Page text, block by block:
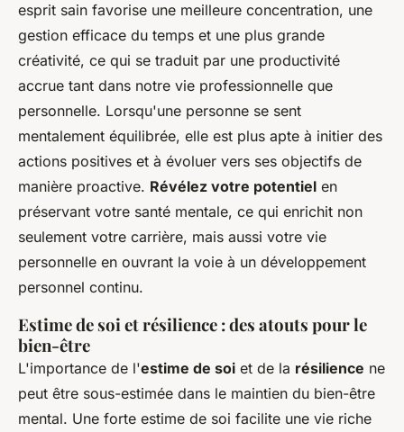
esprit sain favorise une meilleure concentration, une
gestion efficace du temps et une plus grande
créativité, ce qui se traduit par une productivité
accrue tant dans notre vie professionnelle que
personnelle. Lorsqu'une personne se sent
mentalement équilibrée, elle est plus apte à initier des
actions positives et à évoluer vers ses objectifs de
manière proactive. Révélez votre potentiel en
préservant votre santé mentale, ce qui enrichit non
seulement votre carrière, mais aussi votre vie
personnelle en ouvrant la voie à un développement
personnel continu.
Estime de soi et résilience : des atouts pour le
bien-être
L'importance de l'estime de soi et de la résilience ne
peut être sous-estimée dans le maintien du bien-être
mental. Une forte estime de soi facilite une vie riche